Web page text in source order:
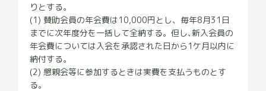
りとする。
(1) 賛助会員の年会費は10,000円とし、毎年8月31日
までに次年度分を一括して全納する。但し､新入会員の
年会費については入会を承認された日から1ケ月以内に
納付する。
(2) 懇親会等に参加するときは実費を支払うものとす
る。